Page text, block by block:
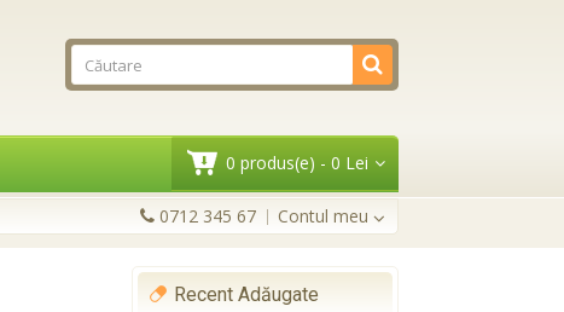
0 produs(e) - 0 Lei
0712 345 67 Contul meu
Recent Adăugate